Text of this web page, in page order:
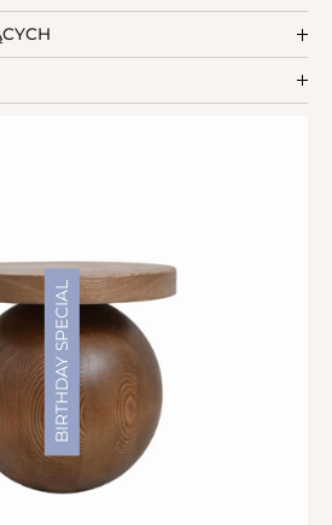
BIRTHDAY SPECIAL